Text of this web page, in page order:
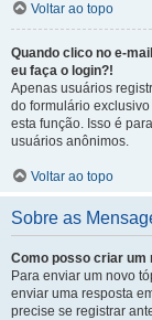
Voltar ao topo
Quando clico no e-
eu faça o login?!
Apenas usuários
do formulário
esta função. Isso é
usuários anônimos.
Voltar ao topo
Sobre as
Como posso criar um
Para enviar um novo
enviar uma resposta
precise se registrar